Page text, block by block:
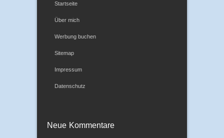
Startseite
Über mich
Werbung buchen
Sitemap
Impressum
Datenschutz
Neue Kommentare